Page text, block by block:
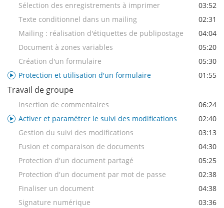
Sélection des enregistrements à imprimer
03:52
Texte conditionnel dans un mailing
02:31
Mailing : réalisation d'étiquettes de publipostage
04:04
Document à zones variables
05:20
Création d'un formulaire
05:30
Protection et utilisation d'un formulaire
01:55
Travail de groupe
Insertion de commentaires
06:24
Activer et paramétrer le suivi des modifications
02:40
Gestion du suivi des modifications
03:13
Fusion et comparaison de documents
04:30
Protection d'un document partagé
05:25
Protection d'un document par mot de passe
02:38
Finaliser un document
04:38
Signature numérique
03:36